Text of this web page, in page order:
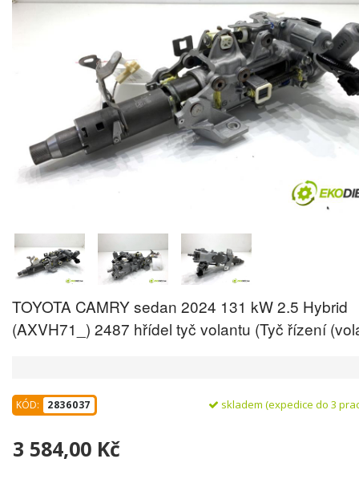
TOYOTA CAMRY sedan 2024 131 kW 2.5 Hybrid
(AXVH71_) 2487 hřídel tyč volantu (Tyč řízení
KÓD: 2836037 skladem (expedice do 3
3 584,00 Kč